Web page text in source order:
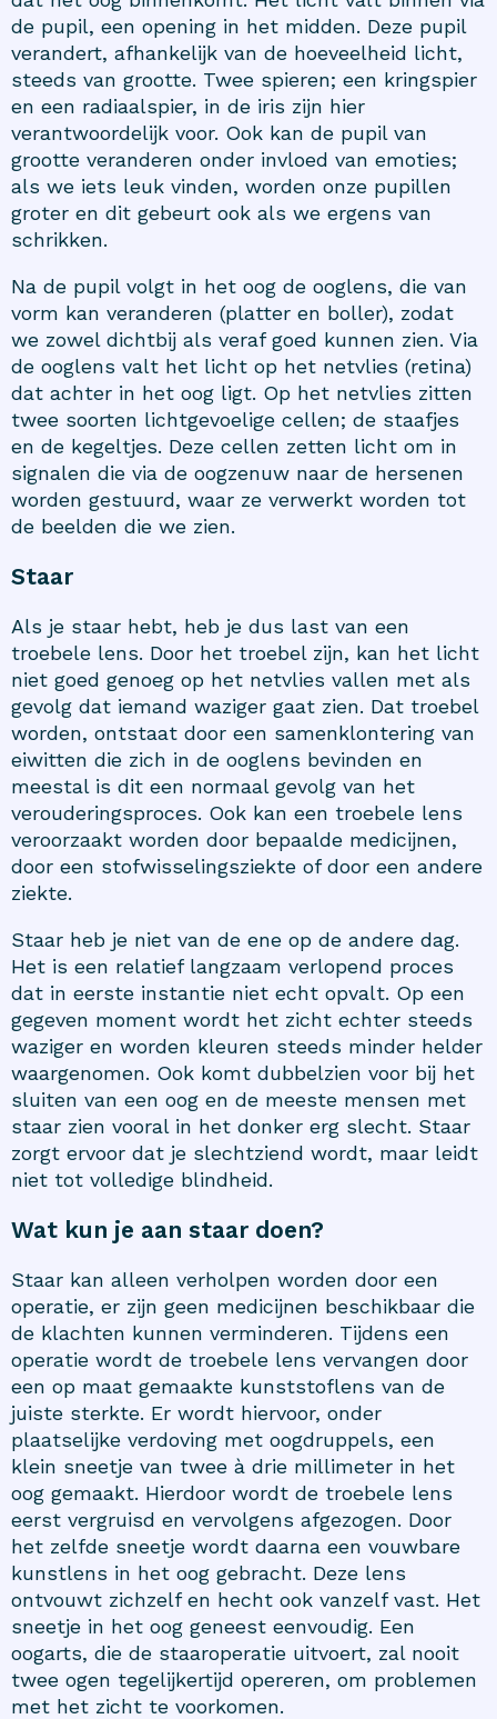
de pupil, een opening in het midden. Deze pupil
verandert, afhankelijk van de hoeveelheid licht,
steeds van grootte. Twee spieren; een kringspier
en een radiaalspier, in de iris zijn hier
verantwoordelijk voor. Ook kan de pupil van
grootte veranderen onder invloed van emoties;
als we iets leuk vinden, worden onze pupillen
groter en dit gebeurt ook als we ergens van
schrikken.
Na de pupil volgt in het oog de ooglens, die van
vorm kan veranderen (platter en boller), zodat
we zowel dichtbij als veraf goed kunnen zien. Via
de ooglens valt het licht op het netvlies (retina)
dat achter in het oog ligt. Op het netvlies zitten
twee soorten lichtgevoelige cellen; de staafjes
en de kegeltjes. Deze cellen zetten licht om in
signalen die via de oogzenuw naar de hersenen
worden gestuurd, waar ze verwerkt worden tot
de beelden die we zien.
Staar
Als je staar hebt, heb je dus last van een
troebele lens. Door het troebel zijn, kan het licht
niet goed genoeg op het netvlies vallen met als
gevolg dat iemand waziger gaat zien. Dat troebel
worden, ontstaat door een samenklontering van
eiwitten die zich in de ooglens bevinden en
meestal is dit een normaal gevolg van het
verouderingsproces. Ook kan een troebele lens
veroorzaakt worden door bepaalde medicijnen,
door een stofwisselingsziekte of door een andere
ziekte.
Staar heb je niet van de ene op de andere dag.
Het is een relatief langzaam verlopend proces
dat in eerste instantie niet echt opvalt. Op een
gegeven moment wordt het zicht echter steeds
waziger en worden kleuren steeds minder helder
waargenomen. Ook komt dubbelzien voor bij het
sluiten van een oog en de meeste mensen met
staar zien vooral in het donker erg slecht. Staar
zorgt ervoor dat je slechtziend wordt, maar leidt
niet tot volledige blindheid.
Wat kun je aan staar doen?
Staar kan alleen verholpen worden door een
operatie, er zijn geen medicijnen beschikbaar die
de klachten kunnen verminderen. Tijdens een
operatie wordt de troebele lens vervangen door
een op maat gemaakte kunststoflens van de
juiste sterkte. Er wordt hiervoor, onder
plaatselijke verdoving met oogdruppels, een
klein sneetje van twee à drie millimeter in het
oog gemaakt. Hierdoor wordt de troebele lens
eerst vergruisd en vervolgens afgezogen. Door
het zelfde sneetje wordt daarna een vouwbare
kunstlens in het oog gebracht. Deze lens
ontvouwt zichzelf en hecht ook vanzelf vast. Het
sneetje in het oog geneest eenvoudig. Een
oogarts, die de staaroperatie uitvoert, zal nooit
twee ogen tegelijkertijd opereren, om problemen
met het zicht te voorkomen.